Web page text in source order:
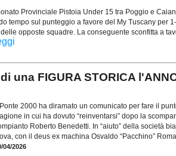
Provinciale Pistoia Under 15 tra Poggio e
tempo sul punteggio a favore del My Tuscany per
opposte squadre. La conseguente sconfitta a
una FIGURA STORICA
Ponte 2000 ha diramato un comunicato per fare il
in cui ha dovuto “reinventarsi” dopo la
Roberto Benedetti. In “aiuto” della società
con il deus ex machina Osvaldo “Pacchino”
04/2026